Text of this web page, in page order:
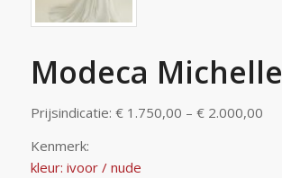
Modeca Michelle
Prijsindicatie: € 1.750,00 – € 2.000,00
Kenmerk:
kleur: ivoor / nude